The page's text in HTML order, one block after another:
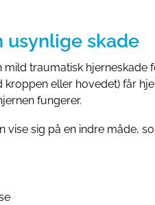
usynlige skade
traumatisk hjerneskade
kroppen eller hovedet) får
fungerer.
vise sig på en indre måde,